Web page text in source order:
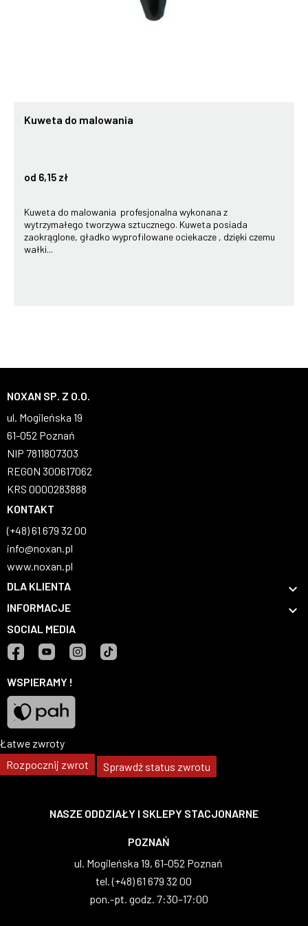
Kuweta do malowania
od 6,15 zł
Kuweta do malowania profesjonalna wykonana z
wytrzymałego tworzywa sztucznego. Kuweta posiada
zaokrąglone, gładko wyprofilowane ociekacze , dzięki czemu
wałki...
NOXAN SP. Z O.O.
ul. Mogileńska 19
61-052 Poznań
NIP 7811807303
REGON 300617062
KRS 0000283888
KONTAKT
(+48) 61 679 32 00
info@noxan.pl
www.noxan.pl
DLA KLIENTA

INFORMACJE 
SOCIAL MEDIA
WSPIERAMY !
Pah
Łatwe zwroty
Rozpocznij zwrot
Sprawdź status zwrotu
NASZE ODDZIAŁY I SKLEPY STACJONARNE
WARSZAWA
al. Wilanowska 83, 02-765 Warszawa
tel. (+48) 22 629 07 69
pon.-pt. godz. 8:00–17:00